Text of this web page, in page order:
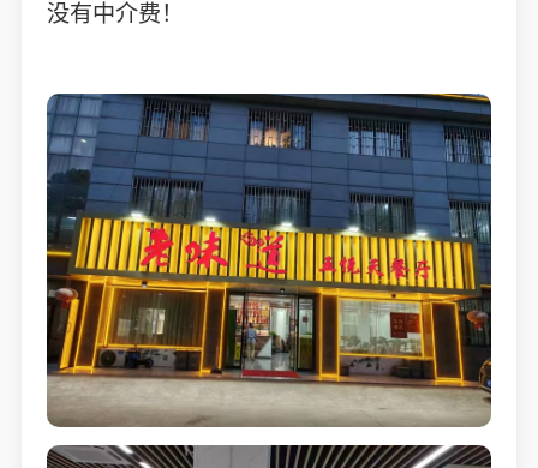
没有中介费！